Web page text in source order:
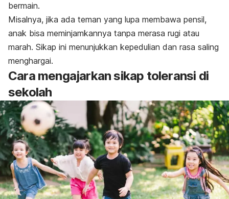
bermain.
Misalnya, jika ada teman yang lupa membawa pensil,
anak bisa meminjamkannya tanpa merasa rugi atau
marah. Sikap ini menunjukkan kepedulian dan rasa saling
menghargai.
Cara mengajarkan sikap toleransi di
sekolah